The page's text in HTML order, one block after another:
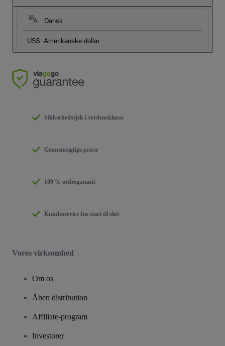
Dansk
US$ Amerikanske dollar
Sikkerhedstjek i verdensklasse
Gennemsigtige priser
100 % ordregaranti
Kundeservice fra start til slut
Vores virksomhed
Om os
Åben distribution
Affiliate-program
Investorer